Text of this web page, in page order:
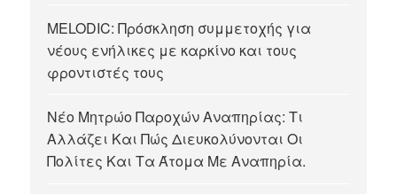
MELODIC: Πρόσκληση συμμετοχής για
νέους ενήλικες με καρκίνο και τους
φροντιστές τους
Νέο Μητρώο Παροχών Αναπηρίας: Τι
Αλλάζει Και Πώς Διευκολύνονται Οι
Πολίτες Και Τα Άτομα Με Αναπηρία.